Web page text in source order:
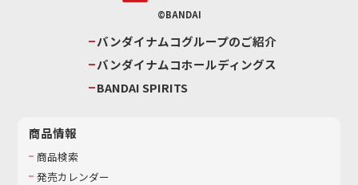
©BANDAI
バンダイナムコグループのご紹介
バンダイナムコホールディングス
BANDAI SPIRITS
商品情報
商品検索
発売カレンダー